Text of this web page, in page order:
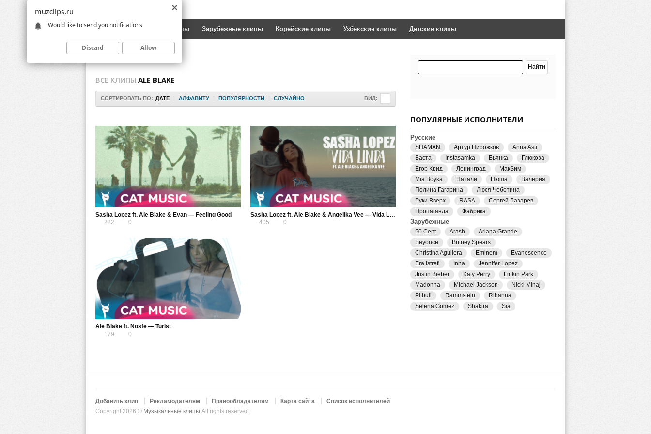
Новинки Русские клипы Зарубежные клипы Корейские клипы Узбекские клипы Детские клипы
ВСЕ КЛИПЫ ALE BLAKE
СОРТИРОВАТЬ ПО: ДАТЕ | АЛФАВИТУ | ПОПУЛЯРНОСТИ | СЛУЧАЙНО ВИД:
Sasha Lopez ft. Ale Blake & Evan — Feeling Good
222
0
Sasha Lopez ft. Ale Blake & Angelika Vee — Vida Linda
405
0
Ale Blake ft. Nosfe — Turist
179
0
ПОПУЛЯРНЫЕ ИСПОЛНИТЕЛИ
Русские
SHAMAN Артур Пирожков
Anna Asti
Баста
Instasamka Бьянка
Глюкоза
Егор Крид
Ленинград
МакSим
Mia Boyka
Натали Нюша
Валерия
Полина Гагарина
Люся Чеботина
Руки Вверх
RASA
Сергей Лазарев
Пропаганда
Фабрика
Зарубежные
50 Cent Arash
Ariana Grande
Beyonce
Britney Spears
Christina Aguilera
Eminem
Evanescence
Era Istrefi
Inna
Jennifer Lopez
Justin Bieber
Katy Perry
Linkin Park
Madonna
Michael Jackson
Nicki Minaj
Pitbull
Rammstein
Rihanna
Selena Gomez
Shakira Sia
Добавить клип Рекламодателям Правообладателям Карта сайта
Список исполнителей
Copyright 2026 © Музыкальные клипы All rights reserved.
muzclips.ru
Would like to send you notifications
Discard Allow